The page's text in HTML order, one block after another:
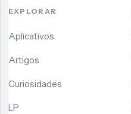
EXPLORAR
Aplicativos
Artigos
Curiosidades
LP